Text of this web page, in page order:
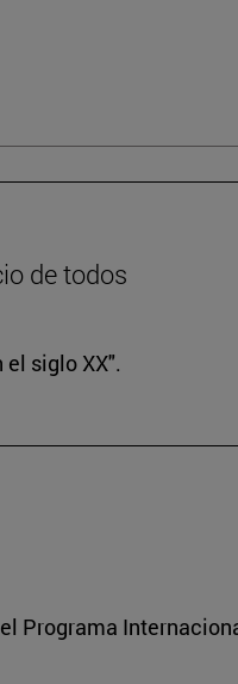
de todos
siglo XX".
Programa